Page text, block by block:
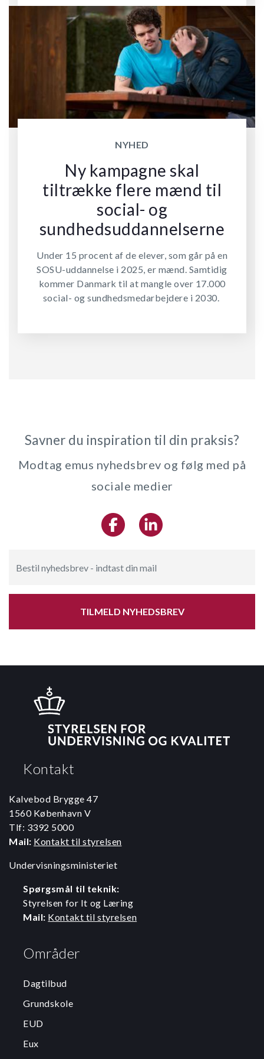
NYHED
Ny kampagne skal
tiltrække flere mænd til
social- og
sundhedsuddannelserne
Under 15 procent af de elever, som går på en
SOSU-uddannelse i 2025, er mænd. Samtidig
kommer Danmark til at mangle over 17.000
social- og sundhedsmedarbejdere i 2030.
Savner du inspiration til din praksis?
Modtag emus nyhedsbrev og følg med på
sociale medier
TILMELD NYHEDSBREV
Kontakt
Kalvebod Brygge 47
1560 København V
Tlf: 3392 5000
Mail: Kontakt til styrelsen
Undervisningsministeriet
Spørgsmål til teknik:
Styrelsen for It og Læring
Mail: Kontakt til styrelsen
Områder
Dagtilbud
Grundskole
EUD
Eux